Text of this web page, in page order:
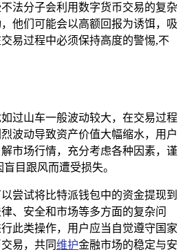
法分子会利用数字货币交易的复杂
他们可能会以高额回报为诱饵，吸
易过程中必须保持高度的警惕,不
过山车一般波动较大，在交易过程
波动导致资产价值大幅缩水，用户
市场行情，充分考虑各种因素，谨
目跟风而遭受损失。
尝试将比特派钱包中的资金提现到
、安全和市场等多方面的复杂问
此类操作，用户应当自觉遵守国家
易，共同维护金融市场的稳定与安